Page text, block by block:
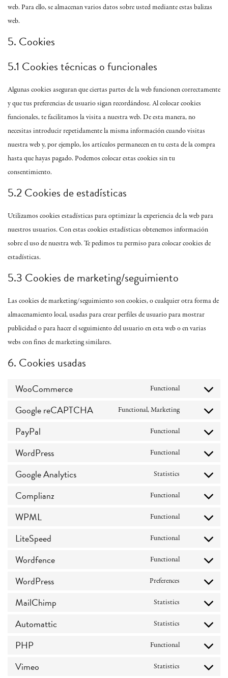
web. Para ello, se almacenan varios datos sobre usted mediante estas balizas
web.
5. Cookies
5.1 Cookies técnicas o funcionales
Algunas cookies aseguran que ciertas partes de la web funcionen correctamente
y que tus preferencias de usuario sigan recordándose. Al colocar cookies
funcionales, te facilitamos la visita a nuestra web. De esta manera, no
necesitas introducir repetidamente la misma información cuando visitas
nuestra web y, por ejemplo, los artículos permanecen en tu cesta de la compra
hasta que hayas pagado. Podemos colocar estas cookies sin tu
consentimiento.
5.2 Cookies de estadísticas
Utilizamos cookies estadísticas para optimizar la experiencia de la web para
nuestros usuarios. Con estas cookies estadísticas obtenemos información
sobre el uso de nuestra web. Te pedimos tu permiso para colocar cookies de
estadísticas.
5.3 Cookies de marketing/seguimiento
Las cookies de marketing/seguimiento son cookies, o cualquier otra forma de
almacenamiento local, usadas para crear perfiles de usuario para mostrar
publicidad o para hacer el seguimiento del usuario en esta web o en varias
webs con fines de marketing similares.
6. Cookies usadas
WooCommerce Functional
Consent
service
Google reCAPTCHA Functional, Marketing
Consent
service
recaptcha
PayPal Functional
Consent
service
WordPress Functional
Consent
service
Google Analytics Statistics
Consent
service
analytics
Complianz Functional
Consent
service
WPML Functional
Consent
service
LiteSpeed Functional
Consent
service
Wordfence Functional
Consent
service
WordPress Preferences
Consent
service
MailChimp Statistics
Consent
service
Automattic Statistics
Consent
service
PHP Functional
Consent
service
Vimeo Statistics
Consent